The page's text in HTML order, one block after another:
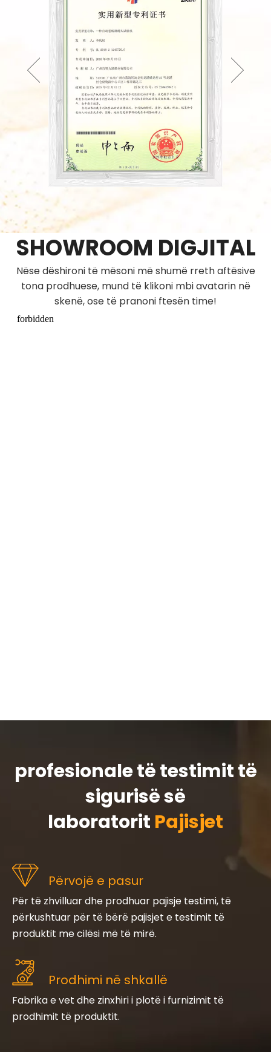
SHOWROOM DIGJITAL
Nëse dëshironi të mësoni më shumë rreth aftësive
tona prodhuese, mund të klikoni mbi avatarin në
skenë, ose të pranoni ftesën time!
profesionale të testimit të
sigurisë së
laboratorit Pajisjet
Përvojë e pasur
Për të zhvilluar dhe prodhuar pajisje testimi, të
përkushtuar për të bërë pajisjet e testimit të
produktit me cilësi më të mirë.
Prodhimi në shkallë
Fabrika e vet dhe zinxhiri i plotë i furnizimit të
prodhimit të produktit.